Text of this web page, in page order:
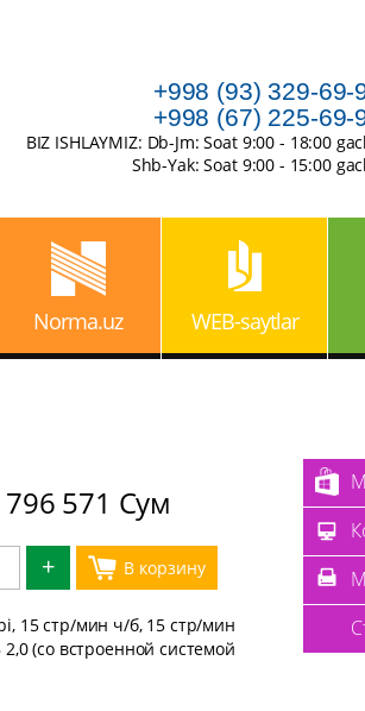
+998 (93) 329-69-
+998 (67) 225-69-
BIZ ISHLAYMIZ: Db-Jm: Soat 9:00 - 18:00
Shb-Yak: Soat 9:00 - 15:00
Norma.uz WEB-saytlar
571 Сум
+
15 cтр/мин ч/б, 15 стр/мин
2,0 (со встроенной системой